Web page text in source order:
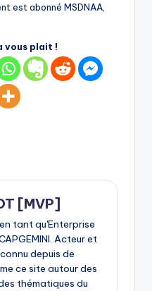
est abonné MSDNAA,
vous plait !
[MVP]
tant qu'Enterprise
Acteur et
depuis de
ce site autour des
thématiques du